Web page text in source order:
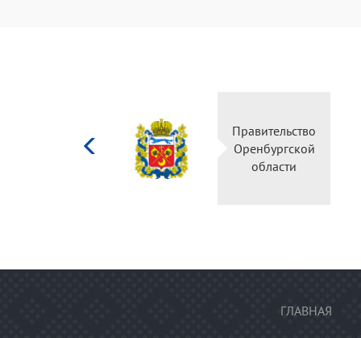
Правительство
Оренбургской
области
ГЛАВНАЯ